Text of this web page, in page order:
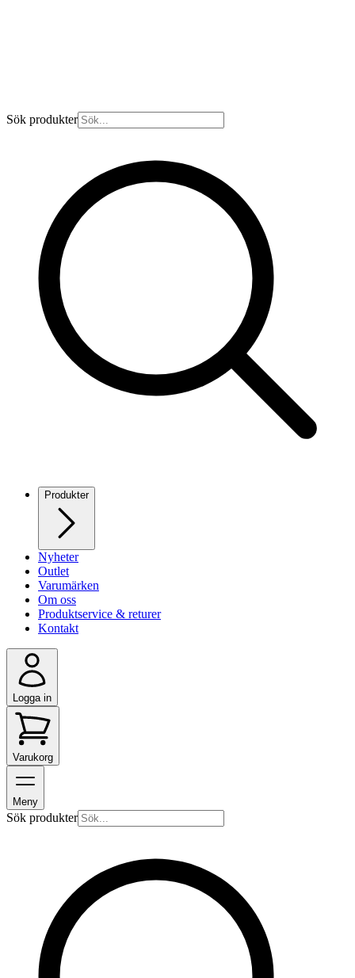
Sök produkter
Produkter
Nyheter
Outlet
Varumärken
Om oss
Produktservice & returer
Kontakt
Logga in
Varukorg
Meny
Sök produkter